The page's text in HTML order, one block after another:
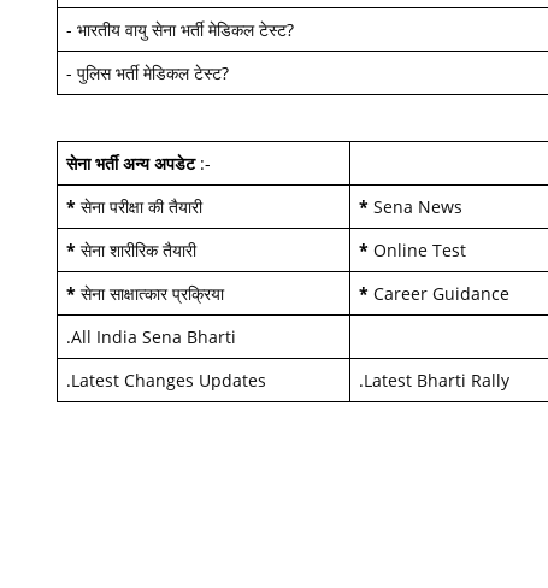
- भारतीय वायु सेना भर्ती मेडिकल टेस्ट?
- पुलिस भर्ती मेडिकल टेस्ट?
सेना भर्ती अन्य अपडेट:-
* सेना परीक्षा की तैयारी * Sena News
* सेना शारीरिक तैयारी * Online Test
* सेना साक्षात्कार प्रक्रिया * Career Guidance
.All India Sena Bharti
.Latest Changes Updates .Latest Bharti Rally